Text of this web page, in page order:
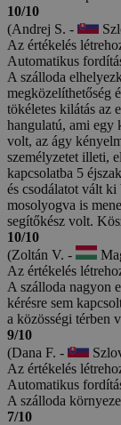
10/10
(Andrej S. -
Az értékelés
Automatikus
A szálloda
megközelíthetőség
tökéletes kilátás az
hangulatú, ami egy
volt, az ágy
személyzetet illeti,
kapcsolatba 5
és csodálatot vált
mosolyogva is
segítőkész volt.
10/10
(Zoltán V. -
Az értékelés
A szálloda nagyon
kérésre sem
a közösségi térben
9/10
(Dana F. -
Az értékelés
Automatikus
A szálloda
7/10